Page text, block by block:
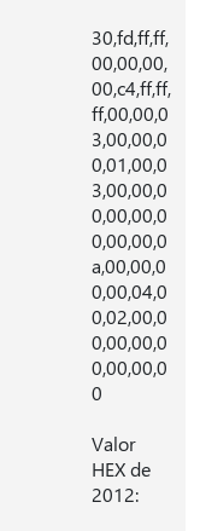
30,fd,ff,ff,
00,00,00,
00,c4,ff,ff,
ff,00,00,0
3,00,00,0
0,01,00,0
3,00,00,0
0,00,00,0
0,00,00,0
a,00,00,0
0,00,04,0
0,02,00,0
0,00,00,0
0,00,00,0
0
Valor
HEX de
2012: